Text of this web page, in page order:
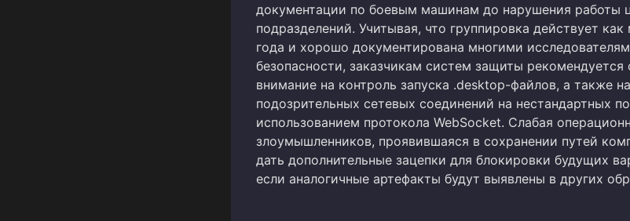
документации по боевым машинам до нарушения работы
подразделений. Учитывая, что группировка действует
года и хорошо документирована многими
безопасности, заказчикам систем защиты рекомендуется
внимание на контроль запуска .desktop-файлов, а также
подозрительных сетевых соединений на нестандартных
использованием протокола WebSocket. Слабая
злоумышленников, проявившаяся в сохранении путей
дать дополнительные зацепки для блокировки будущих
если аналогичные артефакты будут выявлены в других